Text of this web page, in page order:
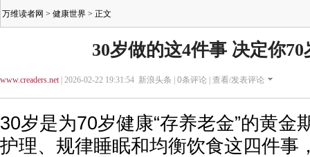
万维读者网 > 健康世界 > 正文
30岁做的这4件事 决定你
www.creaders.net| 2026-02-22 19:31:54 新浪头条 | 0条评论 | 查看/发表评论
30岁是为70岁健康“存养老金”的黄金
护理、规律睡眠和均衡饮食这四件事